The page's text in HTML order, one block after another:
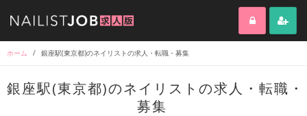
ホーム / 銀座駅(東京都)のネイリストの求人・転職・募集
銀座駅(東京都)のネイリストの求人・転職・
募集